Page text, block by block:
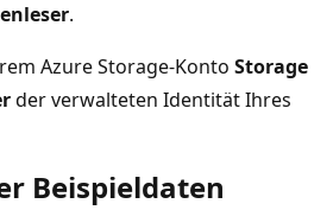
.
Azure Storage-Konto Storage
der verwalteten Identität Ihres
Beispieldaten